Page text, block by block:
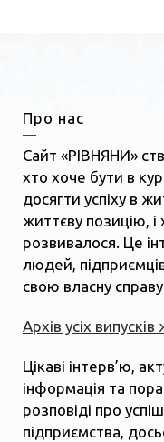
Про нас
Сайт «РІВНЯНИ»
хто хоче бути в
досягти успіху в
життєву позицію,
розвивалося. Це
людей,
свою власну
Архів усіх
Цікаві інтерв’ю,
інформація та
розповіді про
підприємства,